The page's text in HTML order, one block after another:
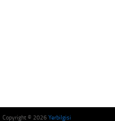
Copyright © 2026 Yerbilgisi